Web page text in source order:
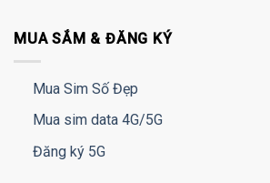
MUA SẮM & ĐĂNG KÝ
Mua Sim Số Đẹp
Mua sim data 4G/5G
Đăng ký 5G